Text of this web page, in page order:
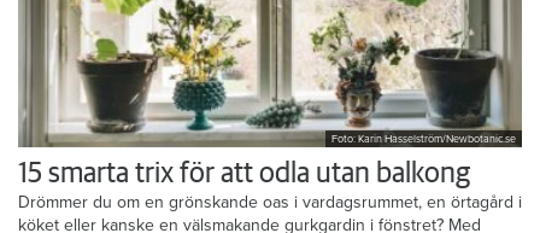
Foto: Karin Hasselström/Newbotanic.se
15 smarta trix för att odla utan balkong
Drömmer du om en grönskande oas i vardagsrummet, en örtagård i
köket eller kanske en välsmakande gurkgardin i fönstret? Med